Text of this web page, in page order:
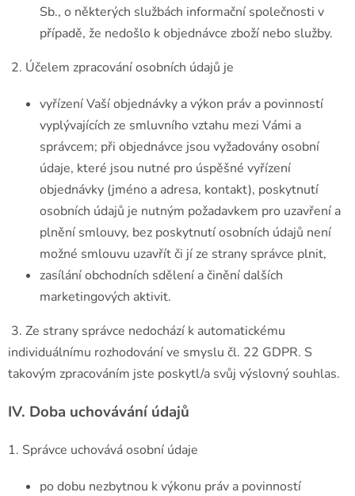
Sb., o některých službách informační společnosti v
případě, že nedošlo k objednávce zboží nebo služby.
2. Účelem zpracování osobních údajů je
vyřízení Vaší objednávky a výkon práv a povinností
vyplývajících ze smluvního vztahu mezi Vámi a
správcem; při objednávce jsou vyžadovány osobní
údaje, které jsou nutné pro úspěšné vyřízení
objednávky (jméno a adresa, kontakt), poskytnutí
osobních údajů je nutným požadavkem pro uzavření a
plnění smlouvy, bez poskytnutí osobních údajů není
možné smlouvu uzavřít či jí ze strany správce plnit,
zasílání obchodních sdělení a činění dalších
marketingových aktivit.
3. Ze strany správce nedochází k automatickému
individuálnímu rozhodování ve smyslu čl. 22 GDPR. S
takovým zpracováním jste poskytl/a svůj výslovný souhlas.
IV. Doba uchovávání údajů
1. Správce uchovává osobní údaje
po dobu nezbytnou k výkonu práv a povinností